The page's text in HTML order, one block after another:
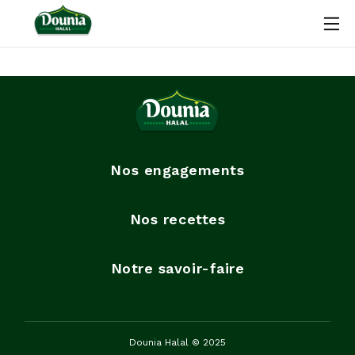
Nos engagements
Nos recettes
Notre savoir-faire
Dounia Halal © 2025